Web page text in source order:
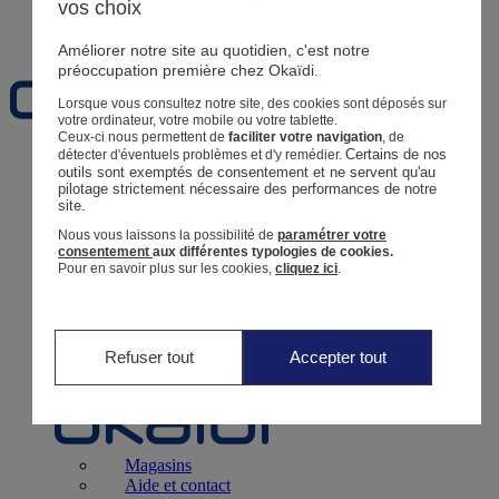
Naissance0 - 12 mois
Magasins
Retour
Bébé Fille3 mois - 5 ans
Magasins
Aide et contact
vos choix
Améliorer notre site au quotidien, c'est notre
préoccupation première chez Okaïdi.
Lorsque vous consultez notre site, des cookies sont déposés sur
votre ordinateur, votre mobile ou votre tablette.
Ceux-ci nous permettent defaciliter votre navigation , de
détecter d'éventuels problèmes et d'y remédier.Certains de nos
outils sont exemptés de consentement et ne servent qu'au
pilotage strictement nécessaire des performances de notre
site.
Nous vous laissons la possibilité deparamétrer votre
consentementaux différentes typologies de cookies.
Pour en savoir plus sur les cookies,cliquez ici
Refuser tout Accepter tout